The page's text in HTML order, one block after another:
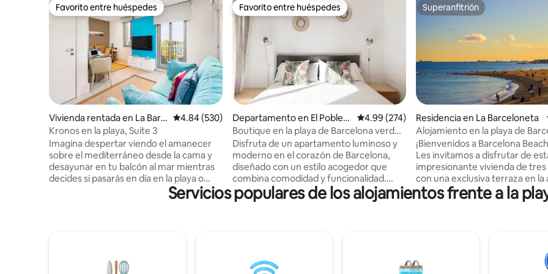
Favorito entre huéspedes
Favorito entre huéspedes
Vivienda rentada en La Barc
eloneta
Calificación promedio: 4.84 de 5; 530 evaluaciones
4.84 (530)
Kronos en la playa, Suite 3
Imagina despertar viendo el amanecer
sobre el mediterráneo desde la cama y
desayunar en tu balcón al mar mientras
decides si pasarás en día en la playa o
dos baños completos en mármol blanco
y una cocina de diseño totalmente
Favorito entre huéspedes
Favorito entre huéspedes
Departamento en El Poblen
ou
Calificación promedio: 4.99 de 5; 274
4.99 (274)
Boutique en la playa de Barcelona verde
de Casilda
Disfruta de un apartamento luminoso y
moderno en el corazón de Barcelona,
diseñado con un estilo acogedor que
combina comodidad y funcionalidad.
Cuenta con una cocina totalmente
equipada, una amplia sala de estar y
tiendas y transporte público a pocos
pasos. Ideal para parejas, familias o viajes
Superanfitrión
Superanfitrión
Residencia en La Barceloneta
Alojamiento en la playa de
¡Bienvenidos a Barcelona
Les invitamos a disfrutar de
impresionante vivienda de tres
con una exclusiva terraza en la
tan solo un minuto a pie de la
casa histórica es una de las
asegurarles una estancia única
inolvidable. Crecí en Barcelona y estaré
encantado de darles consejos y
Servicios populares de los alojamientos frente a la